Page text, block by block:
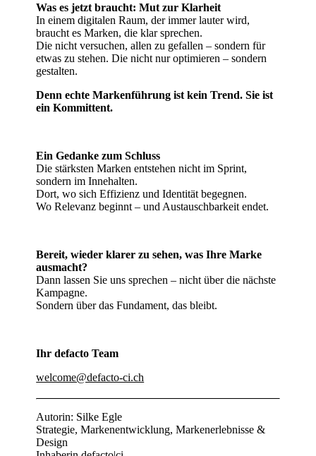
Was es jetzt braucht: Mut zur Klarheit
In einem digitalen Raum, der immer lauter wird,
braucht es Marken, die klar sprechen.
Die nicht versuchen, allen zu gefallen – sondern für
etwas zu stehen. Die nicht nur optimieren – sondern
gestalten.
Denn echte Markenführung ist kein Trend. Sie ist
ein Kommittent.
Ein Gedanke zum Schluss
Die stärksten Marken entstehen nicht im Sprint,
sondern im Innehalten.
Dort, wo sich Effizienz und Identität begegnen.
Wo Relevanz beginnt – und Austauschbarkeit endet.
Bereit, wieder klarer zu sehen, was Ihre Marke
ausmacht?
Dann lassen Sie uns sprechen – nicht über die nächste
Kampagne.
Sondern über das Fundament, das bleibt.
Ihr defacto Team
welcome@defacto-ci.ch
Autorin: Silke Egle
Strategie, Markenentwicklung, Markenerlebnisse &
Design